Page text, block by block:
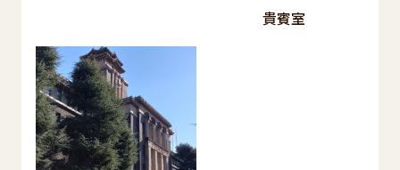
貴賓室